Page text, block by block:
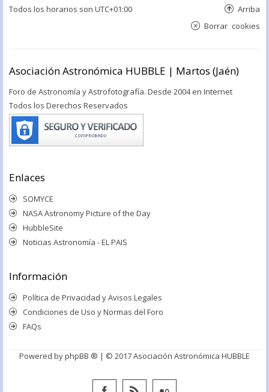
Todos los horarios son UTC+01:00 Arriba
Borrar cookies
Asociación Astronómica HUBBLE | Martos (Jaén)
Foro de Astronomía y Astrofotografía. Desde 2004 en Internet
Todos los Derechos Reservados
Enlaces
SOMYCE
NASA Astronomy Picture of the Day
HubbleSite
Noticias Astronomía - EL PAIS
Información
Política de Privacidad y Avisos Legales
Condiciones de Uso y Normas del Foro
FAQs
Powered byphpBB ® | © 2017 Asociación Astronómica HUBBLE